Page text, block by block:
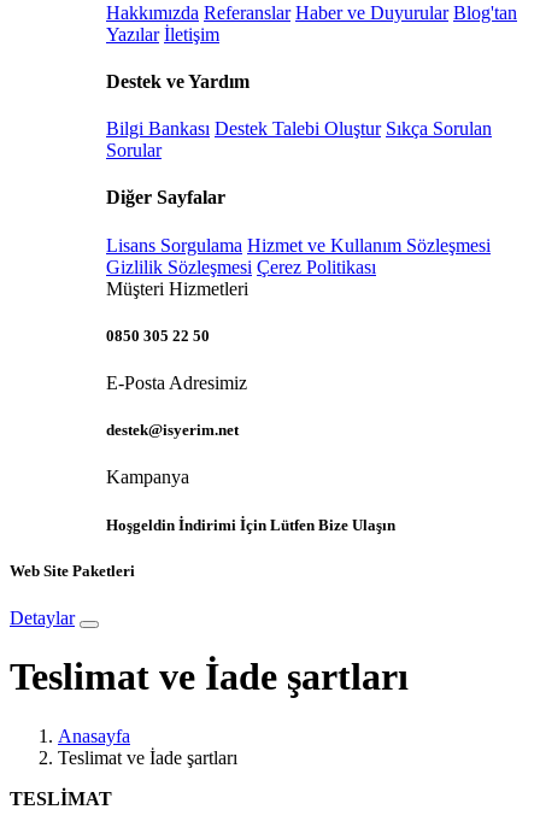
Hakkımızda Referanslar Haber ve Duyurular Blog'tan
Yazılar İletişim
Destek ve Yardım
Bilgi Bankası Destek Talebi Oluştur Sıkça Sorulan
Sorular
Diğer Sayfalar
Lisans Sorgulama Hizmet ve Kullanım Sözleşmesi
Gizlilik Sözleşmesi Çerez Politikası
Müşteri Hizmetleri
0850 305 22 50
E-Posta Adresimiz
destek@isyerim.net
Kampanya
Hoşgeldin İndirimi İçin Lütfen Bize Ulaşın
Web Site Paketleri
Detaylar
Teslimat ve İade şartları
Anasayfa
Teslimat ve İade şartları
TESLİMAT